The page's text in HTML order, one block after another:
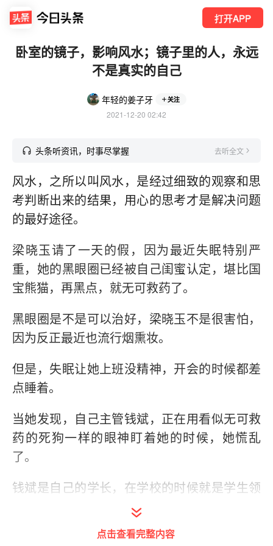
打开APP
卧室的镜子，影响风水；镜子里的人，永远
不是真实的自己
年轻的姜子牙 关注
2021-12-20 02:42
头条听资讯，时事尽掌握 去听全文
风水，之所以叫风水，是经过细致的观察和思
考判断出来的结果，用心的思考才是解决问题
的最好途径。
梁晓玉请了一天的假，因为最近失眠特别严
重，她的黑眼圈已经被自己闺蜜认定，堪比国
宝熊猫，再黑点，就无可救药了。
黑眼圈是不是可以治好，梁晓玉不是很害怕，
因为反正最近也流行烟熏妆。
但是，失眠让她上班没精神，开会的时候都差
点睡着。
当她发现，自己主管钱斌，正在用看似无可救
药的死狗一样的眼神盯着她的时候，她慌乱
了。
钱斌是自己的学长，在学校的时候就是学生领
导，也是晓玉的偶像，来这家公司应聘，有
80%原因也是因为这个人。
点击查看完整内容